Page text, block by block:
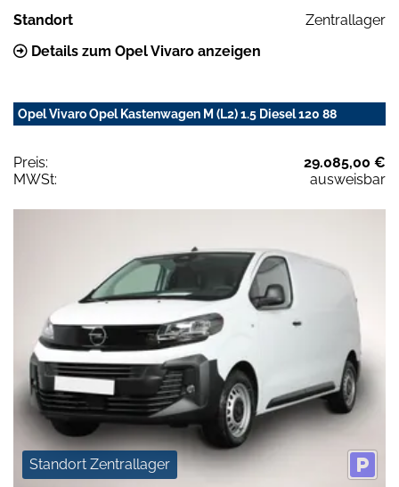
Standort
Zentrallager
Details zum Opel Vivaro anzeigen
Opel Vivaro Opel Kastenwagen M (L2) 1.5 Diesel 120 88
Preis:
29.085,00 €
MWSt:
ausweisbar
Standort Zentrallager